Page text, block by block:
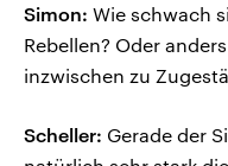
Simon: Wie schwach
Rebellen? Oder
inzwischen zu
Scheller: Gerade der